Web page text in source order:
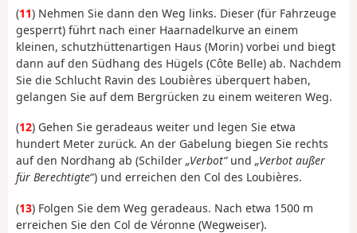
(11) Nehmen Sie dann den Weg links. Dieser (für Fahrzeuge
gesperrt) führt nach einer Haarnadelkurve an einem
kleinen, schutzhüttenartigen Haus (Morin) vorbei und biegt
dann auf den Südhang des Hügels (Côte Belle) ab. Nachdem
Sie die Schlucht Ravin des Loubières überquert haben,
gelangen Sie auf dem Bergrücken zu einem weiteren Weg.
(12) Gehen Sie geradeaus weiter und legen Sie etwa
hundert Meter zurück. An der Gabelung biegen Sie rechts
auf den Nordhang ab (Schilder „Verbot“und „Verbot außer
für Berechtigte“) und erreichen den Col des Loubières.
(13) Folgen Sie dem Weg geradeaus. Nach etwa 1500 m
erreichen Sie den Col de Véronne (Wegweiser).